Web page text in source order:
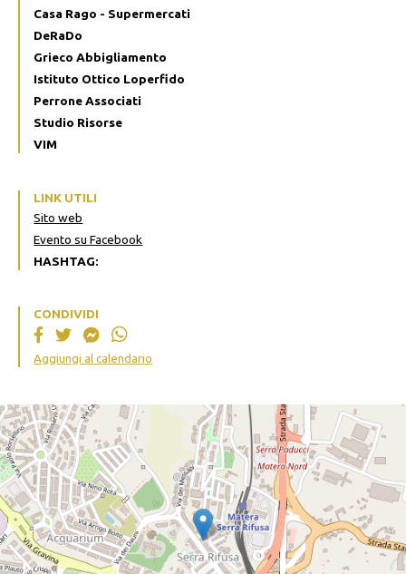
Casa Rago - Supermercati
DeRaDo
Grieco Abbigliamento
Istituto Ottico Loperfido
Perrone Associati
Studio Risorse
VIM
LINK UTILI
Sito web
Evento su Facebook
HASHTAG:
CONDIVIDI
Aggiungi al calendario